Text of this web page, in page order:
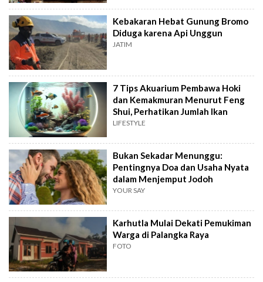
Kebakaran Hebat Gunung Bromo
Diduga karena Api Unggun
JATIM
7 Tips Akuarium Pembawa Hoki
dan Kemakmuran Menurut Feng
Shui, Perhatikan Jumlah Ikan
LIFESTYLE
Bukan Sekadar Menunggu:
Pentingnya Doa dan Usaha Nyata
dalam Menjemput Jodoh
YOUR SAY
Karhutla Mulai Dekati Pemukiman
Warga di Palangka Raya
FOTO